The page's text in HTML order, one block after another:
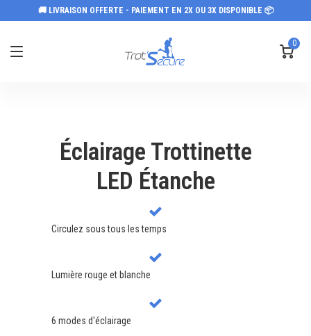
🚚 LIVRAISON OFFERTE - PAIEMENT EN 2X OU 3X DISPONIBLE 📦
0
Éclairage Trottinette
LED Étanche
Circulez sous tous les temps
Lumière rouge et blanche
6 modes d'éclairage